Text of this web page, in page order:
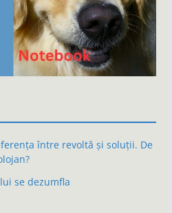
între revoltă și soluții. De
se dezumfla